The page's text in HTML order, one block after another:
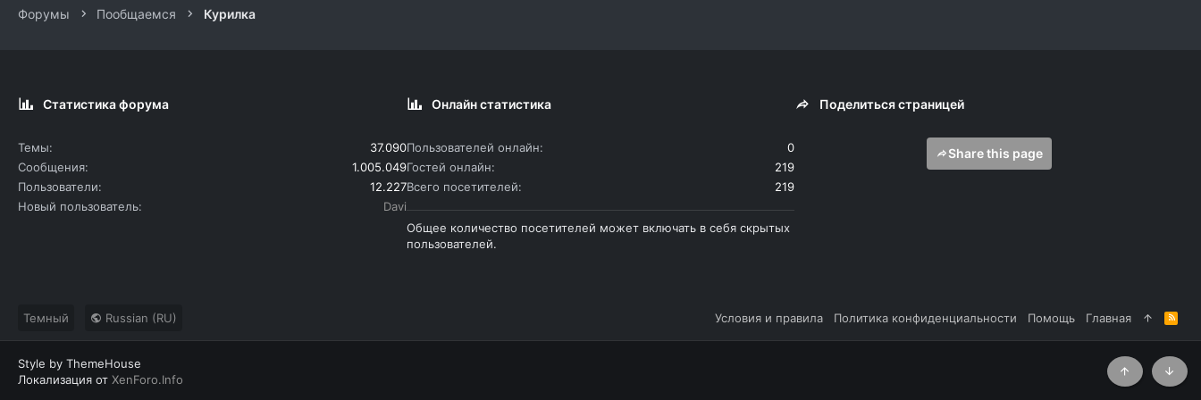
Форумы Пообщаемся Курилка
Статистика форума
Темы
37.090
Сообщения
1.005.049
Пользователи
12.227
Новый пользователь
Davi
Онлайн статистика
Пользователей онлайн
0
Гостей онлайн
219
Всего посетителей
219
Общее количество посетителей может включать в себя скрытых
пользователей.
Поделиться страницей
Share this page
Темный Russian (RU) Условия и правила Политика конфиденциальности Помощь Главная
R
S
Style by ThemeHouse
Локализация от XenForo.Info Сверху Снизу